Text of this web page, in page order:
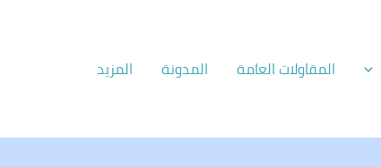
المقاولات العامة المدونة المزيد